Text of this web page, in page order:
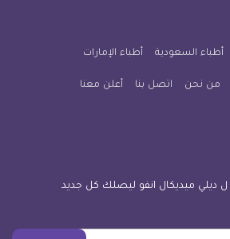
معلومة
للآيفون
أطباء السعودية أطباء الإمارات
من نحن اتصل بنا أعلن معنا
ل ديلي ميديكال انفو ليصلك كل جديد